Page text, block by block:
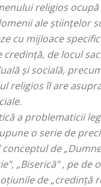
religios
ale științelor
cu mijloace
credință, de locul
și socială,
religios îl are
a problematicii
o serie de
de „
”, „Biserică” , pe de
de „credință